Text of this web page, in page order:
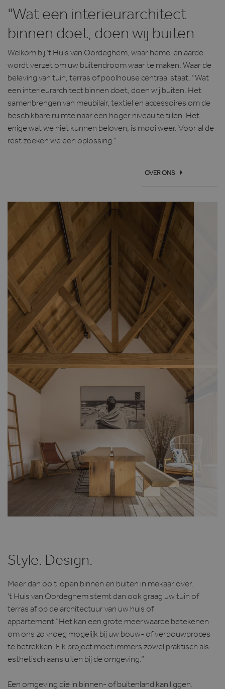
"Wat een interieurarchitect
binnen doet, doen wij buiten.
Welkom bij ’t Huis van Oordeghem, waar hemel en aarde
wordt verzet om uw buitendroom waar te maken. Waar de
beleving van tuin, terras of poolhouse centraal staat. “Wat
een interieurarchitect binnen doet, doen wij buiten. Het
samenbrengen van meubilair, textiel en accessoires om de
beschikbare ruimte naar een hoger niveau te tillen. Het
enige wat we niet kunnen beloven, is mooi weer. Voor al de
rest zoeken we een oplossing.”
OVER ONS
Style. Design.
Meer dan ooit lopen binnen en buiten in mekaar over.
’t Huis van Oordeghem stemt dan ook graag uw tuin of
terras af op de architectuur van uw huis of
appartement.”Het kan een grote meerwaarde betekenen
om ons zo vroeg mogelijk bij uw bouw- of verbouwproces
te betrekken. Elk project moet immers zowel praktisch als
esthetisch aansluiten bij de omgeving.”
Een omgeving die in binnen- of buitenland kan liggen.